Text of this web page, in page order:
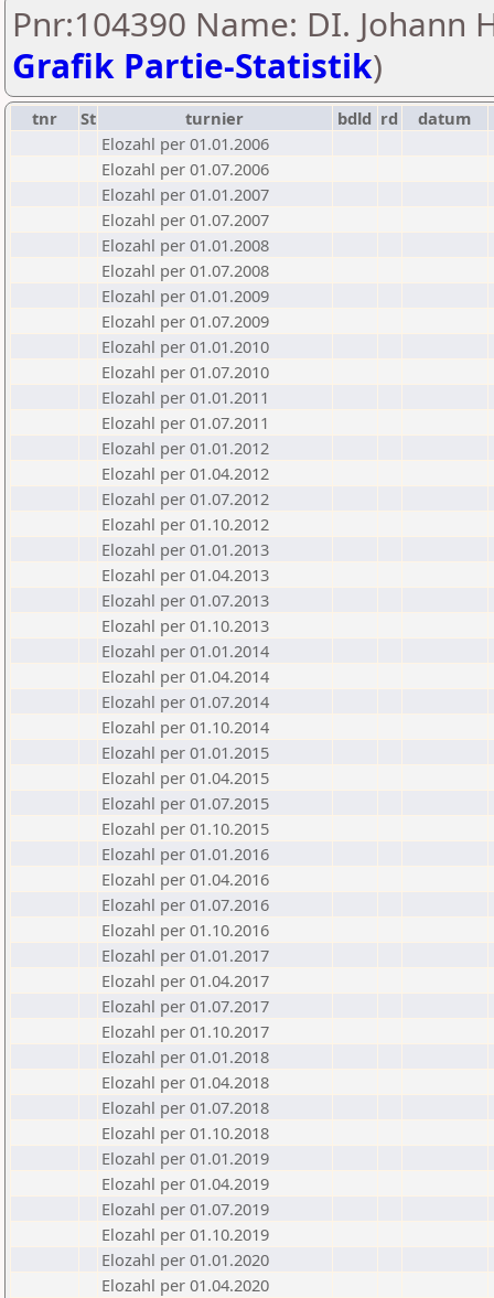
Pnr:104390 Name: DI. Johann
Grafik Partie-Statistik)
tnr St turnier bdld rd
datum
Elozahl per 01.01.2006
Elozahl per 01.07.2006
Elozahl per 01.01.2007
Elozahl per 01.07.2007
Elozahl per 01.01.2008
Elozahl per 01.07.2008
Elozahl per 01.01.2009
Elozahl per 01.07.2009
Elozahl per 01.01.2010
Elozahl per 01.07.2010
Elozahl per 01.01.2011
Elozahl per 01.07.2011
Elozahl per 01.01.2012
Elozahl per 01.04.2012
Elozahl per 01.07.2012
Elozahl per 01.10.2012
Elozahl per 01.01.2013
Elozahl per 01.04.2013
Elozahl per 01.07.2013
Elozahl per 01.10.2013
Elozahl per 01.01.2014
Elozahl per 01.04.2014
Elozahl per 01.07.2014
Elozahl per 01.10.2014
Elozahl per 01.01.2015
Elozahl per 01.04.2015
Elozahl per 01.07.2015
Elozahl per 01.10.2015
Elozahl per 01.01.2016
Elozahl per 01.04.2016
Elozahl per 01.07.2016
Elozahl per 01.10.2016
Elozahl per 01.01.2017
Elozahl per 01.04.2017
Elozahl per 01.07.2017
Elozahl per 01.10.2017
Elozahl per 01.01.2018
Elozahl per 01.04.2018
Elozahl per 01.07.2018
Elozahl per 01.10.2018
Elozahl per 01.01.2019
Elozahl per 01.04.2019
Elozahl per 01.07.2019
Elozahl per 01.10.2019
Elozahl per 01.01.2020
Elozahl per 01.04.2020